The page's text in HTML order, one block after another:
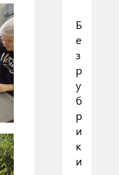
Б
е
з
р
у
б
р
и
к
и